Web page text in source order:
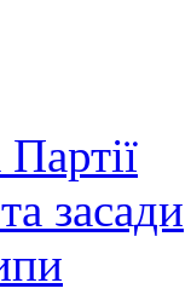
засади